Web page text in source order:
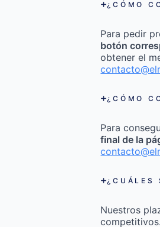
¿CÓMO
Para pedir
botón
obtener el
¿CÓMO
Para
final de la
¿CUÁLES
Nuestros